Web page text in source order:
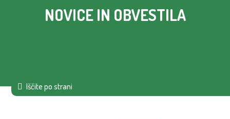
NOVICE IN OBVESTILA